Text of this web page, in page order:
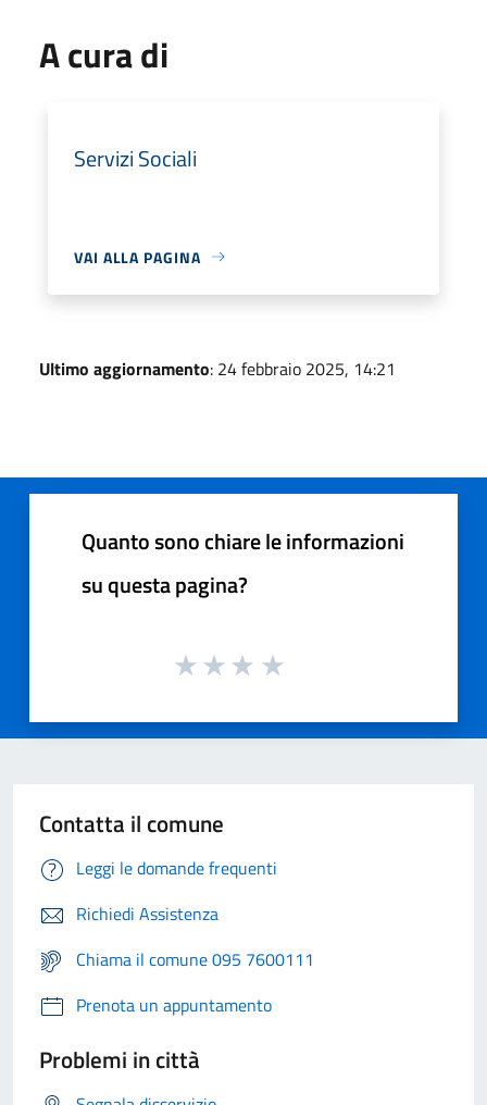
A cura di
Servizi Sociali
VAI ALLA PAGINA
Ultimo aggiornamento: 24 febbraio 2025, 14:21
Quanto sono chiare le informazioni
su questa pagina?
Contatta il comune
Leggi le domande frequenti
Richiedi Assistenza
Chiama il comune 095 7600111
Prenota un appuntamento
Problemi in città